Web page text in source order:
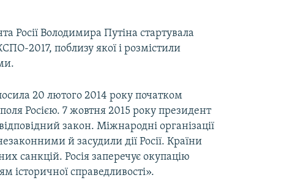
Росії Володимира Путіна стартувала
2017, поблизу якої і розмістили
20 лютого 2014 року початком
Росією. 7 жовтня 2015 року президент
закон. Міжнародні організації
й засудили дії Росії. Країни
санкцій. Росія заперечує окупацію
історичної справедливості».